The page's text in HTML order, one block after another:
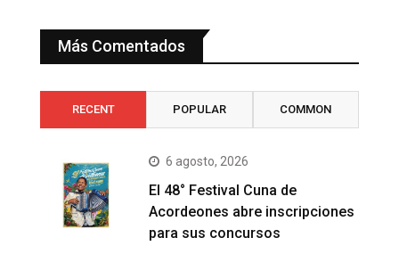
Más Comentados
RECENT POPULAR COMMON
6 agosto, 2026
El 48° Festival Cuna de
Acordeones abre inscripciones
para sus concursos